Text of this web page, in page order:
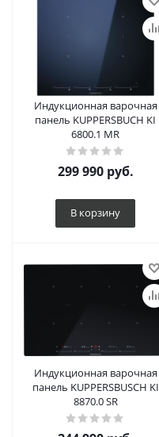
Индукционная варочная
панель KUPPERSBUCH KI
6800.1 MR
299 990руб.
В корзину
Индукционная варочная
панель KUPPERSBUSCH KI
8870.0 SR